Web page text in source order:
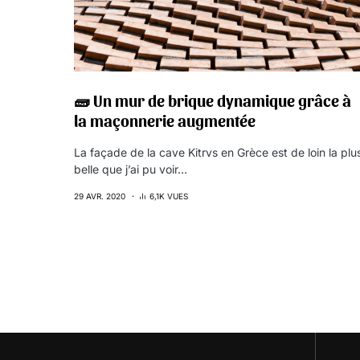
🧱 Un mur de brique dynamique grâce à
la maçonnerie augmentée
La façade de la cave Kitrvs en Grèce est de loin la
belle que j’ai pu voir…
29 AVR. 2020 6,1K VUES